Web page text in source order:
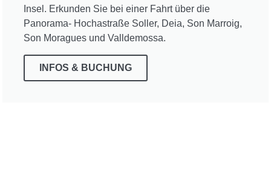
Insel. Erkunden Sie bei einer Fahrt über die
Panorama- Hochastraße Soller, Deia, Son Marroig,
Son Moragues und Valldemossa.
INFOS & BUCHUNG